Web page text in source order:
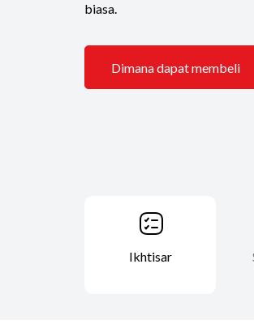
biasa.
Dimana dapat membeli
Ikhtisar